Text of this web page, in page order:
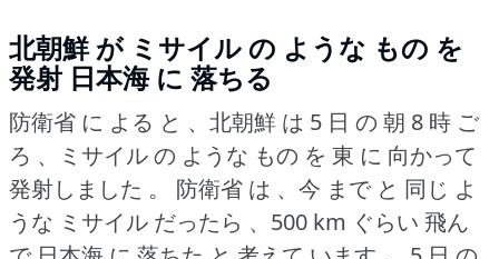
北朝鮮 が ミサイル の ような もの を
発射 日本海 に 落ちる
防衛省 に よる と 、北朝鮮 は 5 日 の 朝 8 時 ご
ろ 、ミサイル の ような もの を 東 に 向かって
発射しました 。
防衛省 は 、今 まで と 同じ よ
うな ミサイル だったら 、500 km ぐらい 飛ん